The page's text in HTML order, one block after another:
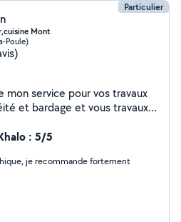
Particulier
Mont
Poule)
et bardage et vous travaux
arrangent Devis gratuit
Conseil A bientôt
: 5/5
je recommande fortement